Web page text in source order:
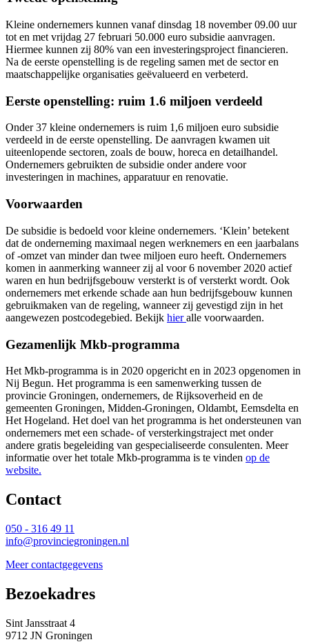
Kleine ondernemers kunnen vanaf dinsdag 18 november 09.00 uur
tot en met vrijdag 27 februari 50.000 euro subsidie aanvragen.
Hiermee kunnen zij 80% van een investeringsproject financieren.
Na de eerste openstelling is de regeling samen met de sector en
maatschappelijke organisaties geëvalueerd en verbeterd.
Eerste openstelling: ruim 1.6 miljoen verdeeld
Onder 37 kleine ondernemers is ruim 1,6 miljoen euro subsidie
verdeeld in de eerste openstelling. De aanvragen kwamen uit
uiteenlopende sectoren, zoals de bouw, horeca en detailhandel.
Ondernemers gebruikten de subsidie onder andere voor
investeringen in machines, apparatuur en renovatie.
Voorwaarden
De subsidie is bedoeld voor kleine ondernemers. ‘Klein’ betekent
dat de onderneming maximaal negen werknemers en een jaarbalans
of -omzet van minder dan twee miljoen euro heeft. Ondernemers
komen in aanmerking wanneer zij al voor 6 november 2020 actief
waren en hun bedrijfsgebouw versterkt is of versterkt wordt. Ook
ondernemers met erkende schade aan hun bedrijfsgebouw kunnen
gebruikmaken van de regeling, wanneer zij gevestigd zijn in het
aangewezen postcodegebied. Bekijk hieralle voorwaarden.
Gezamenlijk Mkb-programma
Het Mkb-programma is in 2020 opgericht en in 2023 opgenomen in
Nij Begun. Het programma is een samenwerking tussen de
provincie Groningen, ondernemers, de Rijksoverheid en de
gemeenten Groningen, Midden-Groningen, Oldambt, Eemsdelta en
Het Hogeland. Het doel van het programma is het ondersteunen van
ondernemers met een schade- of versterkingstraject met onder
andere gratis begeleiding van gespecialiseerde consulenten. Meer
informatie over het totale Mkb-programma is te vinden op de
website.
Contact
050 - 316 49 11
info@provinciegroningen.nl
Meer contactgegevens
Bezoekadres
Sint Jansstraat 4
9712 JN Groningen